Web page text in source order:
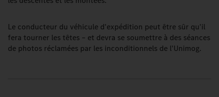
Le conducteur du véhicule d'expédition peut être sûr qu'il
fera tourner les têtes – et devra se soumettre à des séances
de photos réclamées par les inconditionnels de l'Unimog.